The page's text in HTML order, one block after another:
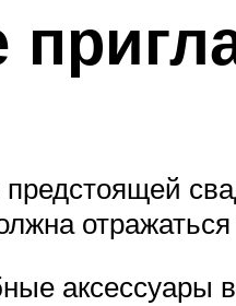
аксессуары